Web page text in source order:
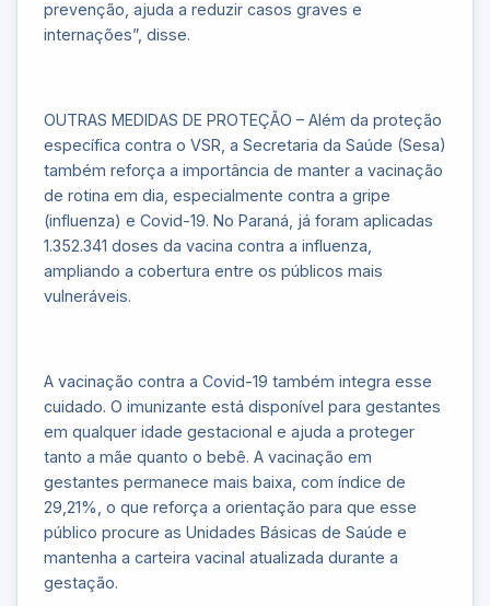
prevenção, ajuda a reduzir casos graves e
internações”, disse.
OUTRAS MEDIDAS DE PROTEÇÃO – Além da proteção
específica contra o VSR, a Secretaria da Saúde (Sesa)
também reforça a importância de manter a vacinação
de rotina em dia, especialmente contra a gripe
(influenza) e Covid-19. No Paraná, já foram aplicadas
1.352.341 doses da vacina contra a influenza,
ampliando a cobertura entre os públicos mais
vulneráveis.
A vacinação contra a Covid-19 também integra esse
cuidado. O imunizante está disponível para gestantes
em qualquer idade gestacional e ajuda a proteger
tanto a mãe quanto o bebê. A vacinação em
gestantes permanece mais baixa, com índice de
29,21%, o que reforça a orientação para que esse
público procure as Unidades Básicas de Saúde e
mantenha a carteira vacinal atualizada durante a
gestação.